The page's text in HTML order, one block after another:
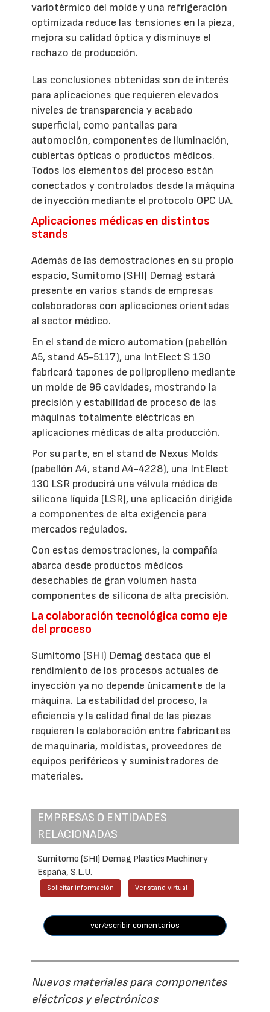
variotérmico del molde y una refrigeración
optimizada reduce las tensiones en la pieza,
mejora su calidad óptica y disminuye el
rechazo de producción.
Las conclusiones obtenidas son de interés
para aplicaciones que requieren elevados
niveles de transparencia y acabado
superficial, como pantallas para
automoción, componentes de iluminación,
cubiertas ópticas o productos médicos.
Todos los elementos del proceso están
conectados y controlados desde la máquina
de inyección mediante el protocolo OPC UA.
Aplicaciones médicas en distintos
stands
Además de las demostraciones en su propio
espacio, Sumitomo (SHI) Demag estará
presente en varios stands de empresas
colaboradoras con aplicaciones orientadas
al sector médico.
En el stand de micro automation (pabellón
A5, stand A5-5117), una IntElect S 130
fabricará tapones de polipropileno mediante
un molde de 96 cavidades, mostrando la
precisión y estabilidad de proceso de las
máquinas totalmente eléctricas en
aplicaciones médicas de alta producción.
Por su parte, en el stand de Nexus Molds
(pabellón A4, stand A4-4228), una IntElect
130 LSR producirá una válvula médica de
silicona líquida (LSR), una aplicación dirigida
a componentes de alta exigencia para
mercados regulados.
Con estas demostraciones, la compañía
abarca desde productos médicos
desechables de gran volumen hasta
componentes de silicona de alta precisión.
La colaboración tecnológica como eje
del proceso
Sumitomo (SHI) Demag destaca que el
rendimiento de los procesos actuales de
inyección ya no depende únicamente de la
máquina. La estabilidad del proceso, la
eficiencia y la calidad final de las piezas
requieren la colaboración entre fabricantes
de maquinaria, moldistas, proveedores de
equipos periféricos y suministradores de
materiales.
EMPRESAS O ENTIDADES
RELACIONADAS
Sumitomo (SHI) Demag Plastics Machinery
España, S.L.U.
Solicitar información Ver stand virtual
ver/escribir comentarios
Nuevos materiales para componentes
eléctricos y electrónicos